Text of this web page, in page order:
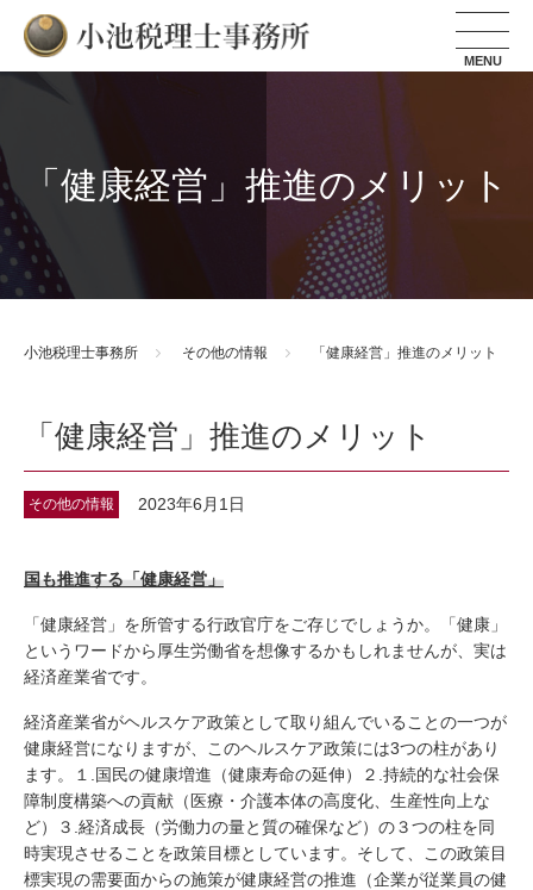
小池税理士事務所
「健康経営」推進のメリット
小池税理士事務所 その他の情報 「健康経営」推進のメリット
「健康経営」推進のメリット
その他の情報 2023年6月1日
国も推進する「健康経営」
「健康経営」を所管する行政官庁をご存じでしょうか。「健康」
というワードから厚生労働省を想像するかもしれませんが、実は
経済産業省です。
経済産業省がヘルスケア政策として取り組んでいることの一つが
健康経営になりますが、このヘルスケア政策には3つの柱があり
ます。１.国民の健康増進（健康寿命の延伸）２.持続的な社会保
障制度構築への貢献（医療・介護本体の高度化、生産性向上な
ど）３.経済成長（労働力の量と質の確保など）の３つの柱を同
時実現させることを政策目標としています。そして、この政策目
標実現の需要面からの施策が健康経営の推進（企業が従業員の健